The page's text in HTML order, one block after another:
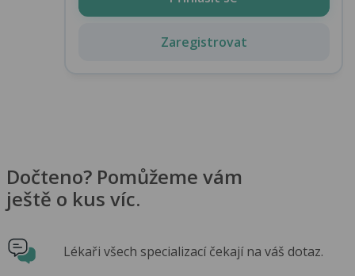
Zaregistrovat
Dočteno? Pomůžeme vám
ještě o kus víc.
Lékaři všech specializací čekají na váš dotaz.